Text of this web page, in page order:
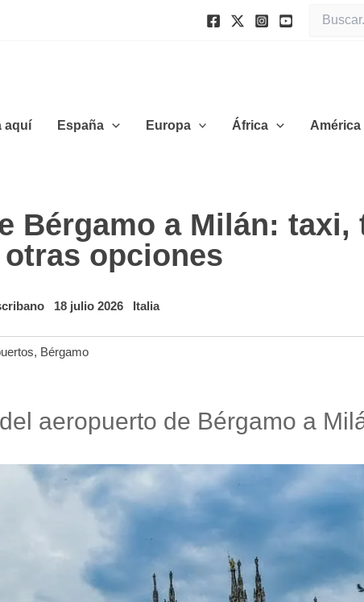
por:
aquí España Europa África América
Bérgamo a Milán: taxi,
opciones
18 julio 2026 Italia
, Bérgamo
aeropuerto de Bérgamo a